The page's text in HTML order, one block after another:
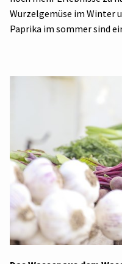
Wurzelgemüse im Winter
Paprika im sommer sind